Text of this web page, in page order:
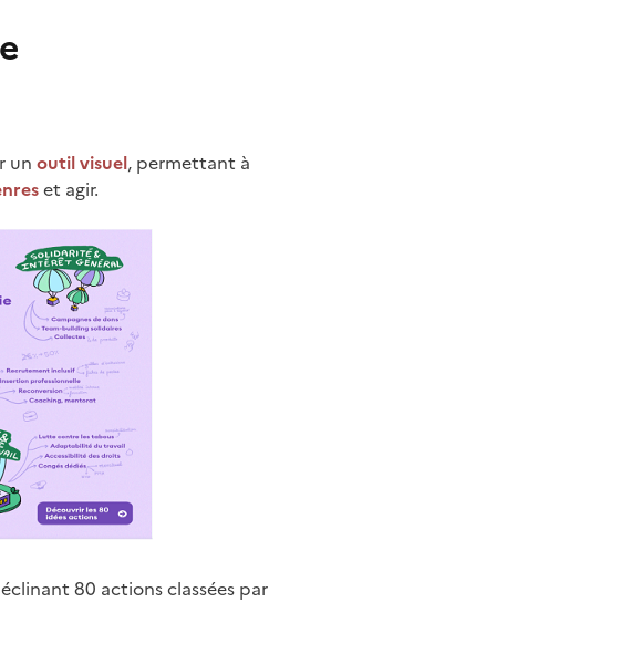
un outil visuel, permettant à
et agir.
80 actions classées par